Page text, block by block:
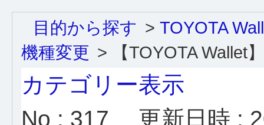
目的から探す > TOYOTA
機種変更 > 【TOYOTA Wallet
カテゴリー表示
No : 317
更新日時 :